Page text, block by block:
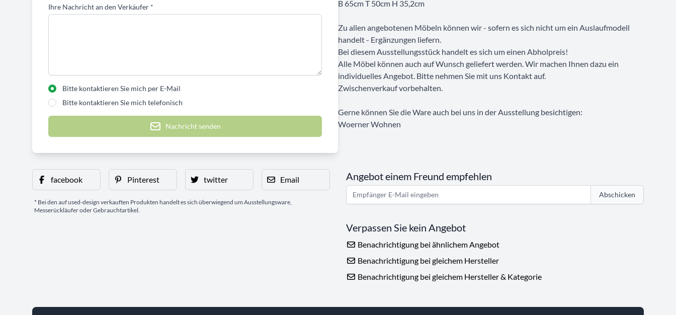
Ihre Nachricht an den Verkäufer *
Bitte kontaktieren Sie mich per E-Mail
Bitte kontaktieren Sie mich telefonisch
Nachricht senden
B 65cm T 50cm H 35,2cm
Zu allen angebotenen Möbeln können wir - sofern es sich nicht um ein Auslaufmodell
handelt - Ergänzungen liefern.
Bei diesem Ausstellungsstück handelt es sich um einen Abholpreis!
Alle Möbel können auch auf Wunsch geliefert werden. Wir machen Ihnen dazu ein
individuelles Angebot. Bitte nehmen Sie mit uns Kontakt auf.
Zwischenverkauf vorbehalten.
Gerne können Sie die Ware auch bei uns in der Ausstellung besichtigen:
Woerner Wohnen
facebook Pinterest twitter Email
* Bei den auf used-design verkauften Produkten handelt es sich überwiegend um Ausstellungsware,
Messerückläufer oder Gebrauchtartikel.
Angebot einem Freund empfehlen
Abschicken
Verpassen Sie kein Angebot
Benachrichtigung bei ähnlichem Angebot
Benachrichtigung bei gleichem Hersteller
Benachrichtigung bei gleichem Hersteller & Kategorie